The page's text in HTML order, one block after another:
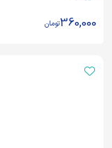
360,000تومان